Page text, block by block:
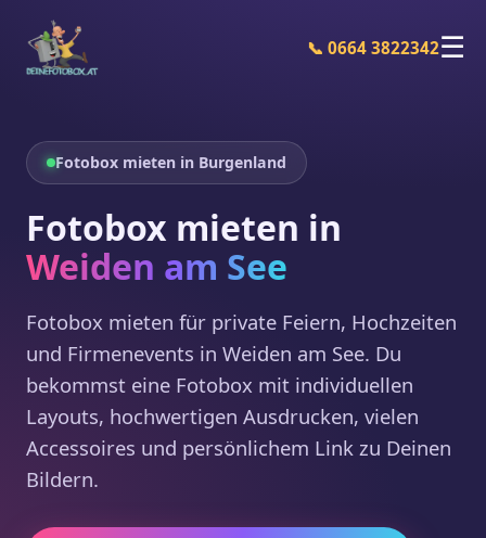
📞 0664 3822342☰
Fotobox mieten in Burgenland
Fotobox mieten in
Weiden am See
Fotobox mieten für private Feiern, Hochzeiten
und Firmenevents in Weiden am See. Du
bekommst eine Fotobox mit individuellen
Layouts, hochwertigen Ausdrucken, vielen
Accessoires und persönlichem Link zu Deinen
Bildern.